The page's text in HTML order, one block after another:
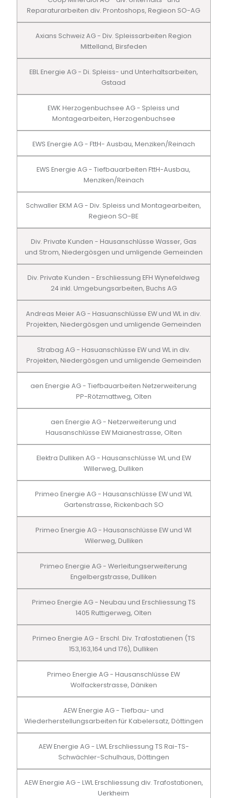
Reparaturarbeiten div. Prontoshops, Regieon SO-AG
Axians Schweiz AG - Div. Spleissarbeiten Region
Mittelland, Birsfeden
EBL Energie AG - Di. Spleiss- und Unterhaltsarbeiten,
Gstaad
EWK Herzogenbuchsee AG - Spleiss und
Montagearbeiten, Herzogenbuchsee
EWS Energie AG - FttH- Ausbau, Menziken/Reinach
EWS Energie AG - Tiefbauarbeiten FttH-Ausbau,
Menziken/Reinach
Schwaller EKM AG - Div. Spleiss und Montagearbeiten,
Regieon SO-BE
Div. Private Kunden - Hausanschlüsse Wasser, Gas
und Strom, Niedergösgen und umligende Gemeinden
Div. Private Kunden - Erschliessung EFH Wynefeldweg
24 inkl. Umgebungsarbeiten, Buchs AG
Andreas Meier AG - Hasuanschlüsse EW und WL in div.
Projekten, Niedergösgen und umligende Gemeinden
Strabag AG - Hasuanschlüsse EW und WL in div.
Projekten, Niedergösgen und umligende Gemeinden
aen Energie AG - Tiefbauarbeiten Netzerweiterung
PP-Rötzmattweg, Olten
aen Energie AG - Netzerweiterung und
Hausanschlüsse EW Maianestrasse, Olten
Elektra Dulliken AG - Hausanschlüsse WL und EW
Willerweg, Dulliken
Primeo Energie AG - Hausanschlüsse EW und WL
Gartenstrasse, Rickenbach SO
Primeo Energie AG - Hausanschlüsse EW und Wl
Wilerweg, Dulliken
Primeo Energie AG - Werleitungserweiterung
Engelbergstrasse, Dulliken
Primeo Energie AG - Neubau und Erschliessung TS
1405 Ruttigerweg, Olten
Primeo Energie AG - Erschl. Div. Trafostatienen (TS
153,163,164 und 176), Dulliken
Primeo Energie AG - Hausanschlüsse EW
Wolfackerstrasse, Däniken
AEW Energie AG - Tiefbau- und
Wiederherstellungsarbeiten für Kabelersatz, Döttingen
AEW Energie AG - LWL Erschliessung TS Rai-TS-
Schwächler-Schulhaus, Döttingen
AEW Energie AG - LWL Erschliessung div. Trafostationen,
Uerkheim